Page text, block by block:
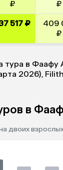
₽ ₽
517 ₽
409
₽
тура в Фаафу
2026),
в
двоих